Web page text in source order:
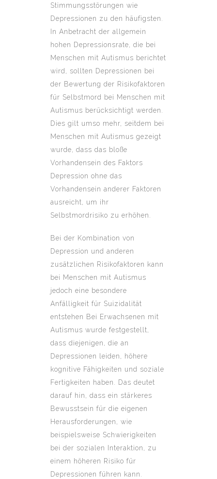
Stimmungsstörungen wie
Depressionen zu den häufigsten.
In Anbetracht der allgemein
hohen Depressionsrate, die bei
Menschen mit Autismus berichtet
wird, sollten Depressionen bei
der Bewertung der Risikofaktoren
für Selbstmord bei Menschen mit
Autismus berücksichtigt werden.
Dies gilt umso mehr, seitdem bei
Menschen mit Autismus gezeigt
wurde, dass das bloße
Vorhandensein des Faktors
Depression ohne das
Vorhandensein anderer Faktoren
ausreicht, um ihr
Selbstmordrisiko zu erhöhen.
Bei der Kombination von
Depression und anderen
zusätzlichen Risikofaktoren kann
bei Menschen mit Autismus
jedoch eine besondere
Anfälligkeit für Suizidalität
entstehen Bei Erwachsenen mit
Autismus wurde festgestellt,
dass diejenigen, die an
Depressionen leiden, höhere
kognitive Fähigkeiten und soziale
Fertigkeiten haben. Das deutet
darauf hin, dass ein stärkeres
Bewusstsein für die eigenen
Herausforderungen, wie
beispielsweise Schwierigkeiten
bei der sozialen Interaktion, zu
einem höheren Risiko für
Depressionen führen kann.